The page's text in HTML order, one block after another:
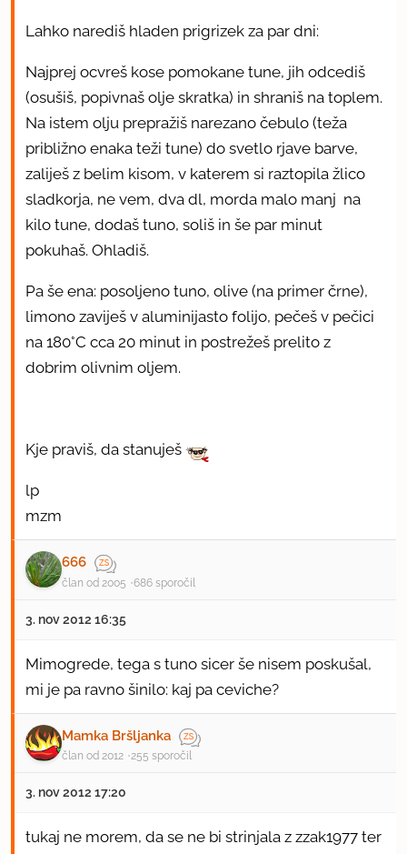
Lahko narediš hladen prigrizek za par dni:
Najprej ocvreš kose pomokane tune, jih odcediš
(osušiš, popivnaš olje skratka) in shraniš na toplem.
Na istem olju prepražiš narezano čebulo (teža
približno enaka teži tune) do svetlo rjave barve,
zaliješ z belim kisom, v katerem si raztopila žlico
sladkorja, ne vem, dva dl, morda malo manj na
kilo tune, dodaš tuno, soliš in še par minut
pokuhaš. Ohladiš.
Pa še ena: posoljeno tuno, olive (na primer črne),
limono zaviješ v aluminijasto folijo, pečeš v pečici
na 180°C cca 20 minut in postrežeš prelito z
dobrim olivnim oljem.
Kje praviš, da stanuješ
lp
mzm
666
član od 2005 686 sporočil
3. nov 2012 16:35
Mimogrede, tega s tuno sicer še nisem poskušal,
mi je pa ravno šinilo: kaj pa ceviche?
Mamka Bršljanka
član od 2012 255 sporočil
3. nov 2012 17:20
tukaj ne morem, da se ne bi strinjala z zzak1977 ter